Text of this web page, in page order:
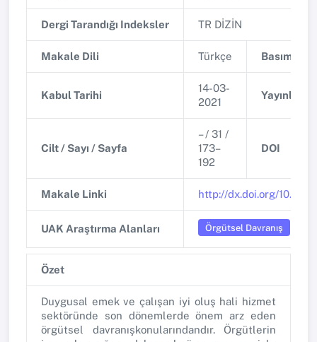
Dergi Tarandığı Indeksler TR DİZİN
Makale Dili Türkçe Basım
Kabul Tarihi
14-03-
2021
Cilt / Sayı / Sayfa
– / 31 /
173–
192
DOI
Makale Linki http://dx.doi.org/
UAK Araştırma Alanları Örgütsel Davranış
Özet
Duygusal emek ve çalışan iyi oluş hali hizmet
sektöründe son dönemlerde önem arz eden
örgütsel davranışkonularındandır. Örgütlerin